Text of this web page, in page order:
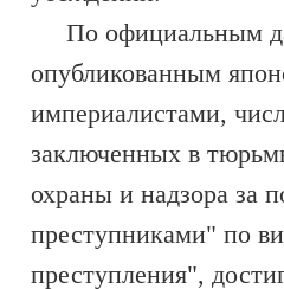
По официальным
опубликованным
империалистами,
заключенных в
охраны и надзора за
преступниками" по
преступления",